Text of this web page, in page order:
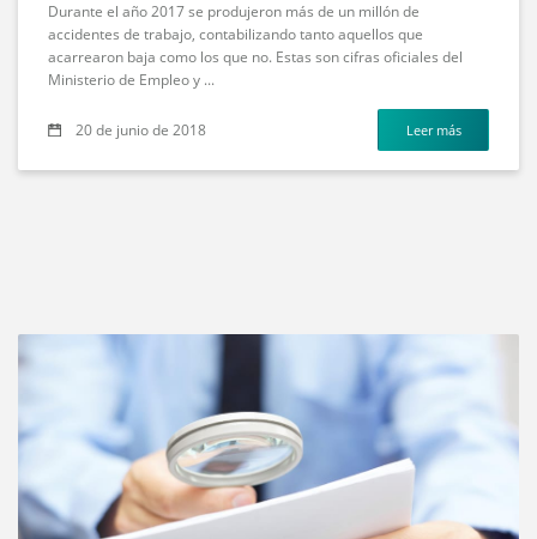
Durante el año 2017 se produjeron más de un millón de
accidentes de trabajo, contabilizando tanto aquellos que
acarrearon baja como los que no. Estas son cifras oficiales del
Ministerio de Empleo y ...
20 de junio de 2018 Leer más